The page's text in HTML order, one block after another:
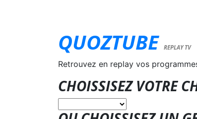
QUOZTUBE REPLAY TV
Retrouvez en replay vos
CHOISSISEZ VOTRE